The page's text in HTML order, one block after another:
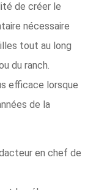
de créer le
nécessaire
tout au long
du ranch.
efficace lorsque
de la
en chef de